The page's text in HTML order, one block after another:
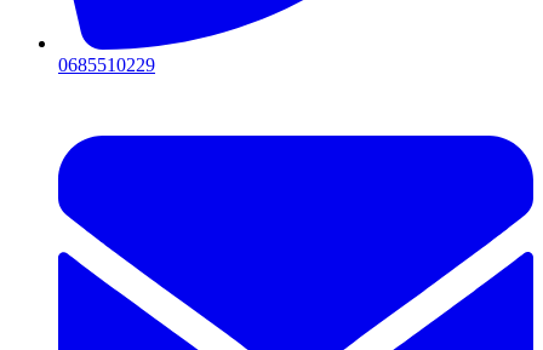
0685510229